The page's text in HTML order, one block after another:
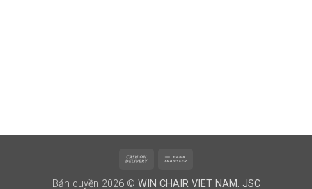
Cash
Bản quyền 2026 © WIN CHAIR VIET NAM. JSC